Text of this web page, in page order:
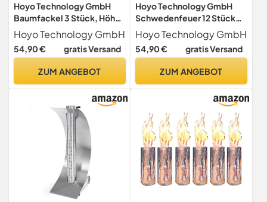
Hoyo Technology GmbH
Baumfackel 3 Stück, Höhe
60 cm, Durchmesser 15-20
cm, Finnenfackel,
Gartenfackel, Rund, Kiefer,
Hoyo Technology GmbH
54,90 € gratis Versand
ZUM ANGEBOT
Hoyo Technology GmbH
Schwedenfeuer 12 Stück
Baumfackel Finnenfackel
Gartenfackel Fackel H 19
cm D 9-14 cm
Hoyo Technology GmbH
54,90 € gratis Versand
ZUM ANGEBOT